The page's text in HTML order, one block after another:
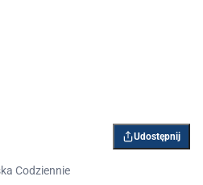
Udostępnij
Codziennie